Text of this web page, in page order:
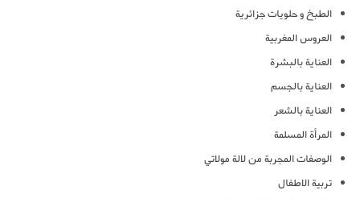
الطبخ و حلويات جزائرية
العروس المغربية
العناية بالبشرة
العناية بالجسم
العناية بالشعر
المرأة المسلمة
الوصفات المجربة من لالة مولاتي
تربية الاطفال